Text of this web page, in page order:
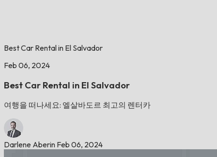
Best Car Rental in El Salvador
Feb 06, 2024
Best Car Rental in El Salvador
여행을 떠나세요: 엘살바도르 최고의 렌터카
Darlene Aberin Feb 06, 2024